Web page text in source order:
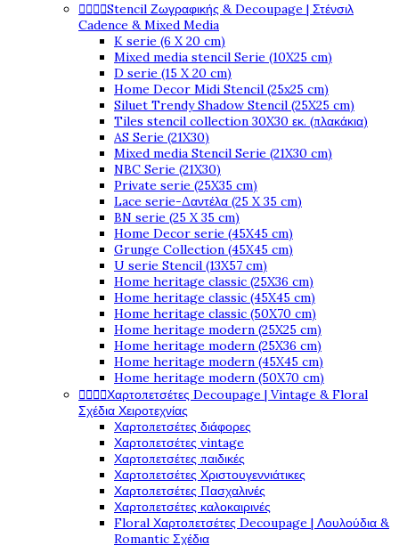
Stencil Ζωγραφικής & Decoupage | Στένσιλ
Cadence & Mixed Media
K serie (6 X 20 cm)
Mixed media stencil Serie (10X25 cm)
D serie (15 X 20 cm)
Home Decor Midi Stencil (25x25 cm)
Siluet Trendy Shadow Stencil (25X25 cm)
Tiles stencil collection 30X30 εκ. (πλακάκια)
AS Serie (21X30)
Mixed media Stencil Serie (21X30 cm)
NBC Serie (21X30)
Private serie (25X35 cm)
Lace serie-Δαντέλα (25 X 35 cm)
BN serie (25 X 35 cm)
Home Decor serie (45X45 cm)
Grunge Collection (45X45 cm)
U serie Stencil (13X57 cm)
Home heritage classic (25X36 cm)
Home heritage classic (45X45 cm)
Home heritage classic (50X70 cm)
Home heritage modern (25X25 cm)
Home heritage modern (25X36 cm)
Home heritage modern (45X45 cm)
Home heritage modern (50X70 cm)
Χαρτοπετσέτες Decoupage | Vintage & Floral
Σχέδια Χειροτεχνίας
Χαρτοπετσέτες διάφορες
Χαρτοπετσέτες vintage
Χαρτοπετσέτες παιδικές
Χαρτοπετσέτες Χριστουγεννιάτικες
Χαρτοπετσέτες Πασχαλινές
Χαρτοπετσέτες καλοκαιρινές
Floral Χαρτοπετσέτες Decoupage | Λουλούδια &
Romantic Σχέδια